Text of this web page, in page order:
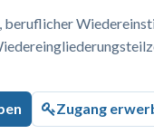
beruflicher
Zugang